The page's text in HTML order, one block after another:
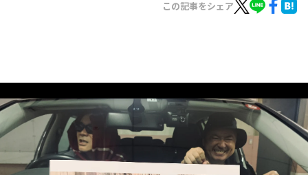
イベント・グッズ
YouTube
会社情報
この記事をシェア